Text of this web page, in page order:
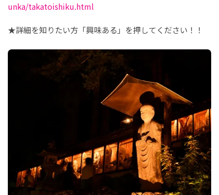
unka/takatoishiku.html
★詳細を知りたい方「興味ある」を押してください！！